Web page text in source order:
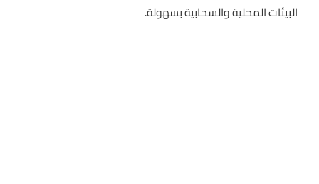
البيئات المحلية والسحابية بسهولة.